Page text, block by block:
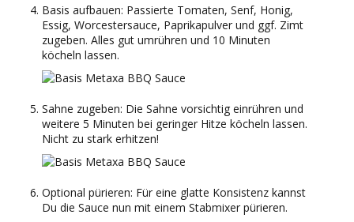
Basis aufbauen: Passierte Tomaten, Senf, Honig,
Essig, Worcestersauce, Paprikapulver und ggf. Zimt
zugeben. Alles gut umrühren und 10 Minuten
köcheln lassen.
Sahne zugeben: Die Sahne vorsichtig einrühren und
weitere 5 Minuten bei geringer Hitze köcheln lassen.
Nicht zu stark erhitzen!
Optional pürieren: Für eine glatte Konsistenz kannst
Du die Sauce nun mit einem Stabmixer pürieren.